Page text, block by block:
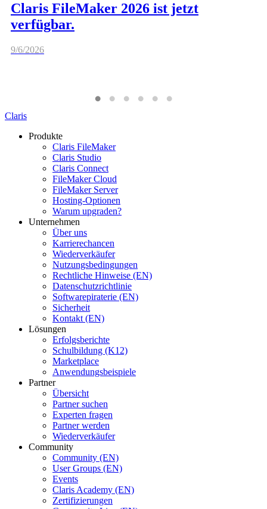
Claris FileMaker 2026 ist jetzt
verfügbar.
9/6/2026
Claris
Produkte
Claris FileMaker
Claris Studio
Claris Connect
FileMaker Cloud
FileMaker Server
Hosting-Optionen
Warum upgraden?
Unternehmen
Über uns
Karrierechancen
Wiederverkäufer
Nutzungsbedingungen
Rechtliche Hinweise (EN)
Datenschutzrichtlinie
Softwarepiraterie (EN)
Sicherheit
Kontakt (EN)
Lösungen
Erfolgsberichte
Schulbildung (K12)
Marketplace
Anwendungsbeispiele
Partner
Übersicht
Partner suchen
Experten fragen
Partner werden
Wiederverkäufer
Community
Community (EN)
User Groups (EN)
Events
Claris Academy (EN)
Zertifizierungen